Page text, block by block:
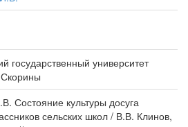
государственный университет
Состояние культуры досуга
сельских школ / В.В. Клинов,